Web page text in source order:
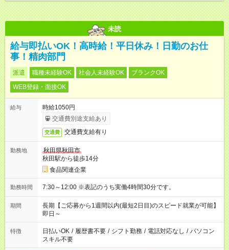
未読
給与即払いOK！高時給！平日休み！日勤のお仕
事！精肉部門
派遣 職種未経験OK 社会人未経験OK
ブランクOK
WEB登録・面接OK
給与
時給1050円
交通費別途支給あり
交通費 交通費支給有り
勤務地
秋田県秋田市
秋田駅から徒歩14分
食品関連企業
勤務時間 7:30～12:00 ※表記のうち実働4時間30分です。
期間
長期【ご応募から1週間以内(最短2日目)のスピード就業が可能】
即日～
特徴 日払いOK / 履歴書不要 / シフト勤務 / 電話対応なし / パソコン
スキル不要